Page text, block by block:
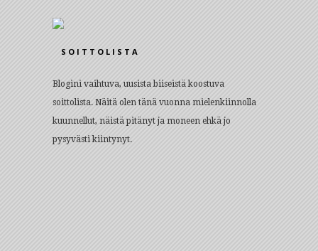
SOITTOLISTA
Blogini vaihtuva, uusista biiseistä koostuva
soittolista. Näitä olen tänä vuonna mielenkiinnolla
kuunnellut, näistä pitänyt ja moneen ehkä jo
pysyvästi kiintynyt.